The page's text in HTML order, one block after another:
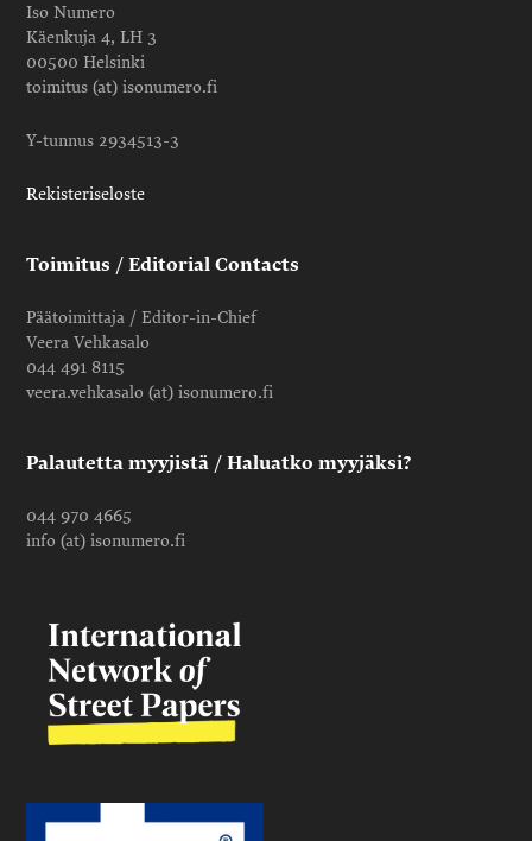
Iso Numero
Käenkuja 4, LH 3
00500 Helsinki
toimitus (at) isonumero.fi
Y-tunnus 2934513-3
Rekisteriseloste
Toimitus / Editorial Contacts
Päätoimittaja / Editor-in-Chief
Veera Vehkasalo
044 491 8115
veera.vehkasalo (at) isonumero.fi
Palautetta myyjistä / Haluatko myyjäksi?
044 970 4665
info (at) isonumero.fi